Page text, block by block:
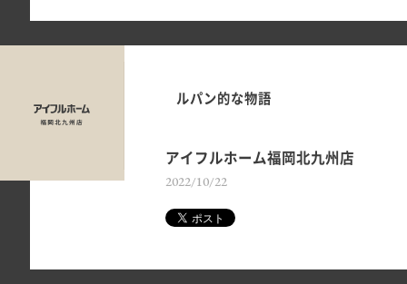
ルパン的な物語
アイフルホーム福岡北九州店
2022/10/22